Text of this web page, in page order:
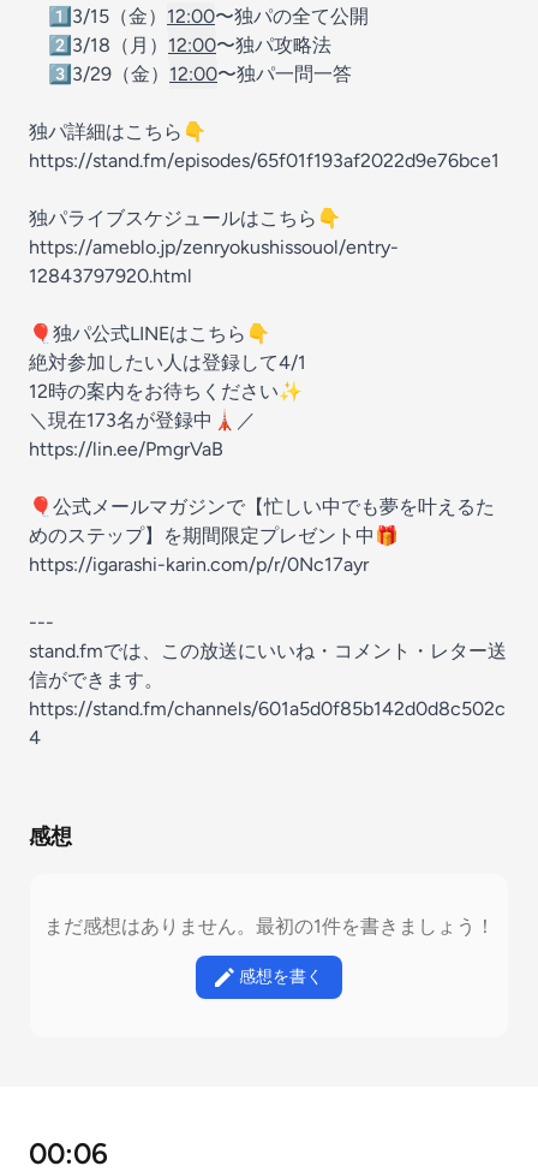
1️⃣3/15（金） 12:00〜独パの全て公開
2️⃣3/18（月） 12:00〜独パ攻略法
3️⃣3/29（金） 12:00〜独パ一問一答
独パ詳細はこちら👇
https://stand.fm/episodes/65f01f193af2022d9e76bce1
独パライブスケジュールはこちら👇
https://ameblo.jp/zenryokushissouol/entry-
12843797920.html
🎈独パ公式LINEはこちら👇
絶対参加したい人は登録して4/1
12時の案内をお待ちください✨
＼現在173名が登録中🗼／
https://lin.ee/PmgrVaB
🎈公式メールマガジンで【忙しい中でも夢を叶えるた
めのステップ】を期間限定プレゼント中🎁
https://igarashi-karin.com/p/r/0Nc17ayr
---
stand.fmでは、この放送にいいね・コメント・レター送
信ができます。
https://stand.fm/channels/601a5d0f85b142d0d8c502c
4
感想
まだ感想はありません。最初の1件を書きましょう！
感想を書く
00:06